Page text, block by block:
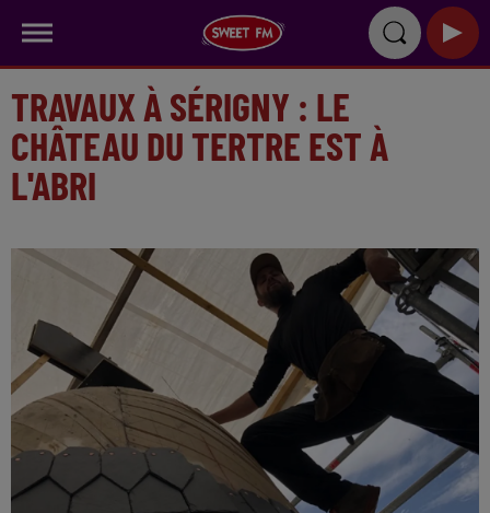
TRAVAUX À SÉRIGNY : LE
CHÂTEAU DU TERTRE EST À
L'ABRI